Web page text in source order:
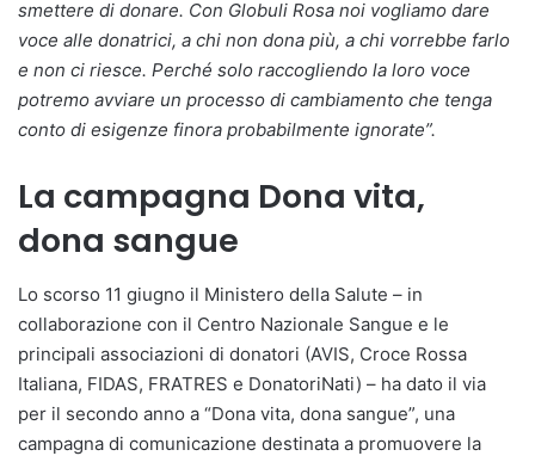
smettere di donare. Con Globuli Rosa noi vogliamo dare
voce alle donatrici, a chi non dona più, a chi vorrebbe farlo
e non ci riesce. Perché solo raccogliendo la loro voce
potremo avviare un processo di cambiamento che tenga
conto di esigenze finora probabilmente ignorate”.
La campagna Dona vita,
dona sangue
Lo scorso 11 giugno il Ministero della Salute – in
collaborazione con il Centro Nazionale Sangue e le
principali associazioni di donatori (AVIS, Croce Rossa
Italiana, FIDAS, FRATRES e DonatoriNati) – ha dato il via
per il secondo anno a “Dona vita, dona sangue”, una
campagna di comunicazione destinata a promuovere la